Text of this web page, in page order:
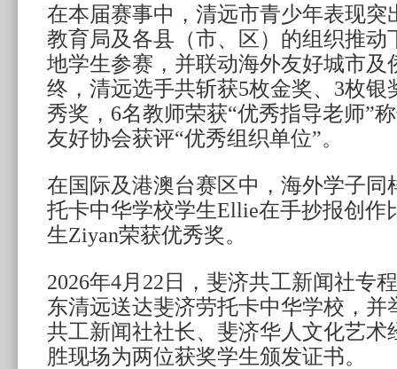
在本届赛事中，清远市青少年表现突
教育局及各县（市、区）的组织推动
地学生参赛，并联动海外友好城市及
终，清远选手共斩获5枚金奖、3枚银
秀奖，6名教师荣获“优秀指导老师”
友好协会获评“优秀组织单位”。
在国际及港澳台赛区中，海外学子同
托卡中华学校学生Ellie在手抄报创作
生Ziyan荣获优秀奖。
2026年4月22日，斐济共工新闻社专
东清远送达斐济劳托卡中华学校，并
共工新闻社社长、斐济华人文化艺术
胜现场为两位获奖学生颁发证书。